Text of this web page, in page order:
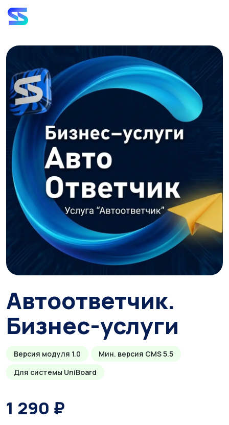
Автоответчик.
Бизнес-услуги
Версия модуля 1.0
Мин. версия CMS 5.5
Для системы UniBoard
1 290 ₽